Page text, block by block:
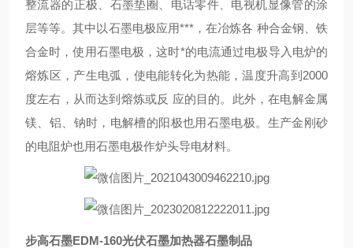
整流器的正极、石墨垫圈、电话零件、电视机显像管的涂
层等等。其中以石墨电极应用***，在冶炼各 种合金钢、铁
合金时，使用石墨电极，这时*的电流通过电极导入电炉的
熔炼区，产生电弧，使电能转化为热能，温度升高到2000
度左右，从而达到熔炼或反 应的目的。此外，在电解金属
镁、铝、钠时，电解槽的阳极也用石墨电极。生产金刚砂
的电阻炉也用石墨电极作炉头导电材料。
步高石墨EDM-160光伏石墨加热器石墨制品